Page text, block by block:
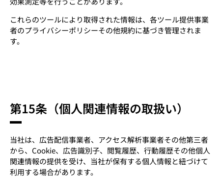
これらのツールにより取得された情報は、各ツール提供事業
者のプライバシーポリシーその他規約に基づき管理されま
す。
第15条（個人関連情報の取扱い）
当社は、広告配信事業者、アクセス解析事業者その他第三者
から、Cookie、広告識別子、閲覧履歴、行動履歴その他個人
関連情報の提供を受け、当社が保有する個人情報と紐づけて
利用する場合があります。